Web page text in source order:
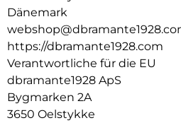
Dänemark
https://dbramante1928.com
Verantwortliche für die EU
dbramante1928 ApS
Bygmarken 2A
3650 Oelstykke